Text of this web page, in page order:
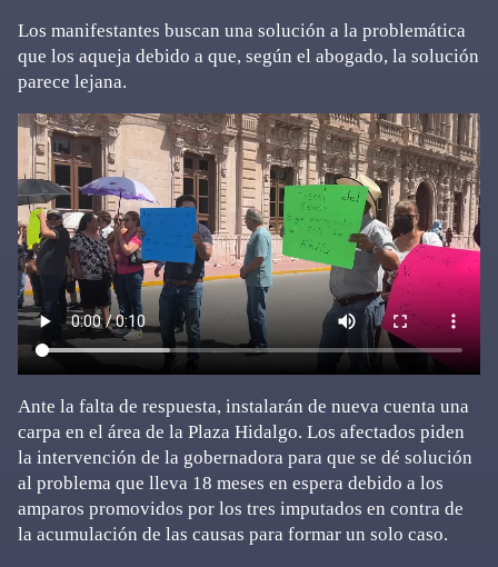
Los manifestantes buscan una solución a la problemática
que los aqueja debido a que, según el abogado, la solución
parece lejana.
Ante la falta de respuesta, instalarán de nueva cuenta una
carpa en el área de la Plaza Hidalgo. Los afectados piden
la intervención de la gobernadora para que se dé solución
al problema que lleva 18 meses en espera debido a los
amparos promovidos por los tres imputados en contra de
la acumulación de las causas para formar un solo caso.